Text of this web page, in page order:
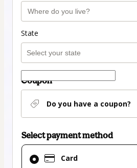
State
Coupon
Do you have a coupon?
Select payment method
Card
Card
selected